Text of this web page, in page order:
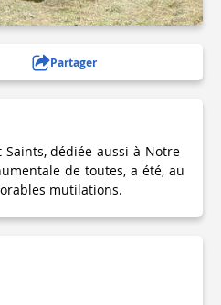
Partager
dédiée aussi à Notre-
de toutes, a été, au
mutilations.